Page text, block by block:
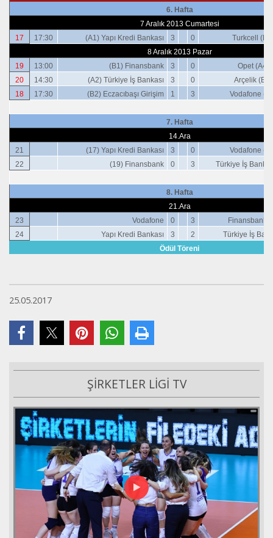
6. Hafta
7 Aralık 2013 Cumartesi
17
17:30 (A1) Yapı Kredi Bankası 3 0
Turkcell
8 Aralık 2013 Pazar
19
13:00 (B1) Finansbank 3 0
Opet (A4)
20
14:30 (A2) Türkiye İş Bankası 3 0
Arçelik (B3)
18
17:30 (B2) Eczacıbaşı Girişim 1 3 Vodafone
7. Hafta
14.Ara
21
(17) Yapı Kredi Bankası 3 0
Vodafone
22
(19) Finansbank 0 3 Türkiye İş
8. Hafta
21.Ara
23
Vodafone 0 3
Finansbank
24
Yapı Kredi Bankası 3 2
Türkiye İş
Ödül Töreni
25.05.2017
ŞİRKETLER LİGİ TV